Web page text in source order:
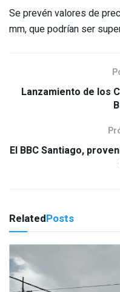
Se prevén valores de
mm, que podrían ser
Lanzamiento de los
El BBC Santiago,
RelatedPosts